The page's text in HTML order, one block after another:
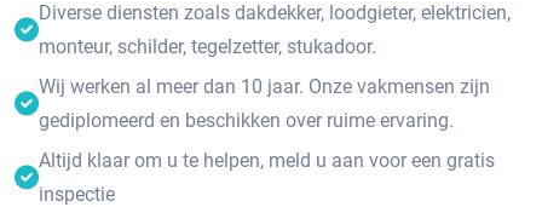
Diverse diensten zoals dakdekker, loodgieter, elektricien,
monteur, schilder, tegelzetter, stukadoor.
Wij werken al meer dan 10 jaar. Onze vakmensen zijn
gediplomeerd en beschikken over ruime ervaring.
Altijd klaar om u te helpen, meld u aan voor een gratis
inspectie